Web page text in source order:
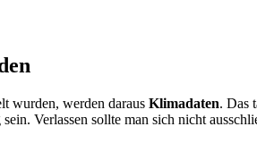
wurden, werden daraus Klimadaten. Das
Verlassen sollte man sich nicht